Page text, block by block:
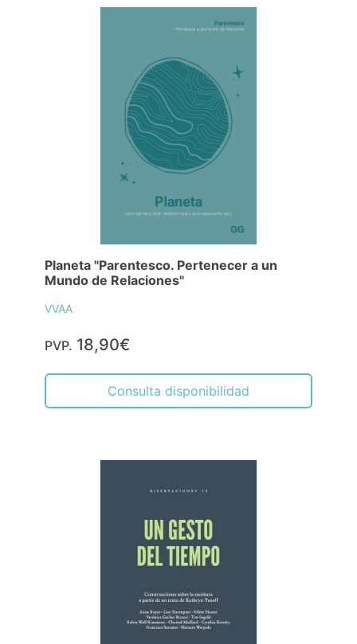
Planeta "Parentesco. Pertenecer a un
Mundo de Relaciones"
VVAA
PVP. 18,90€
Consulta disponibilidad